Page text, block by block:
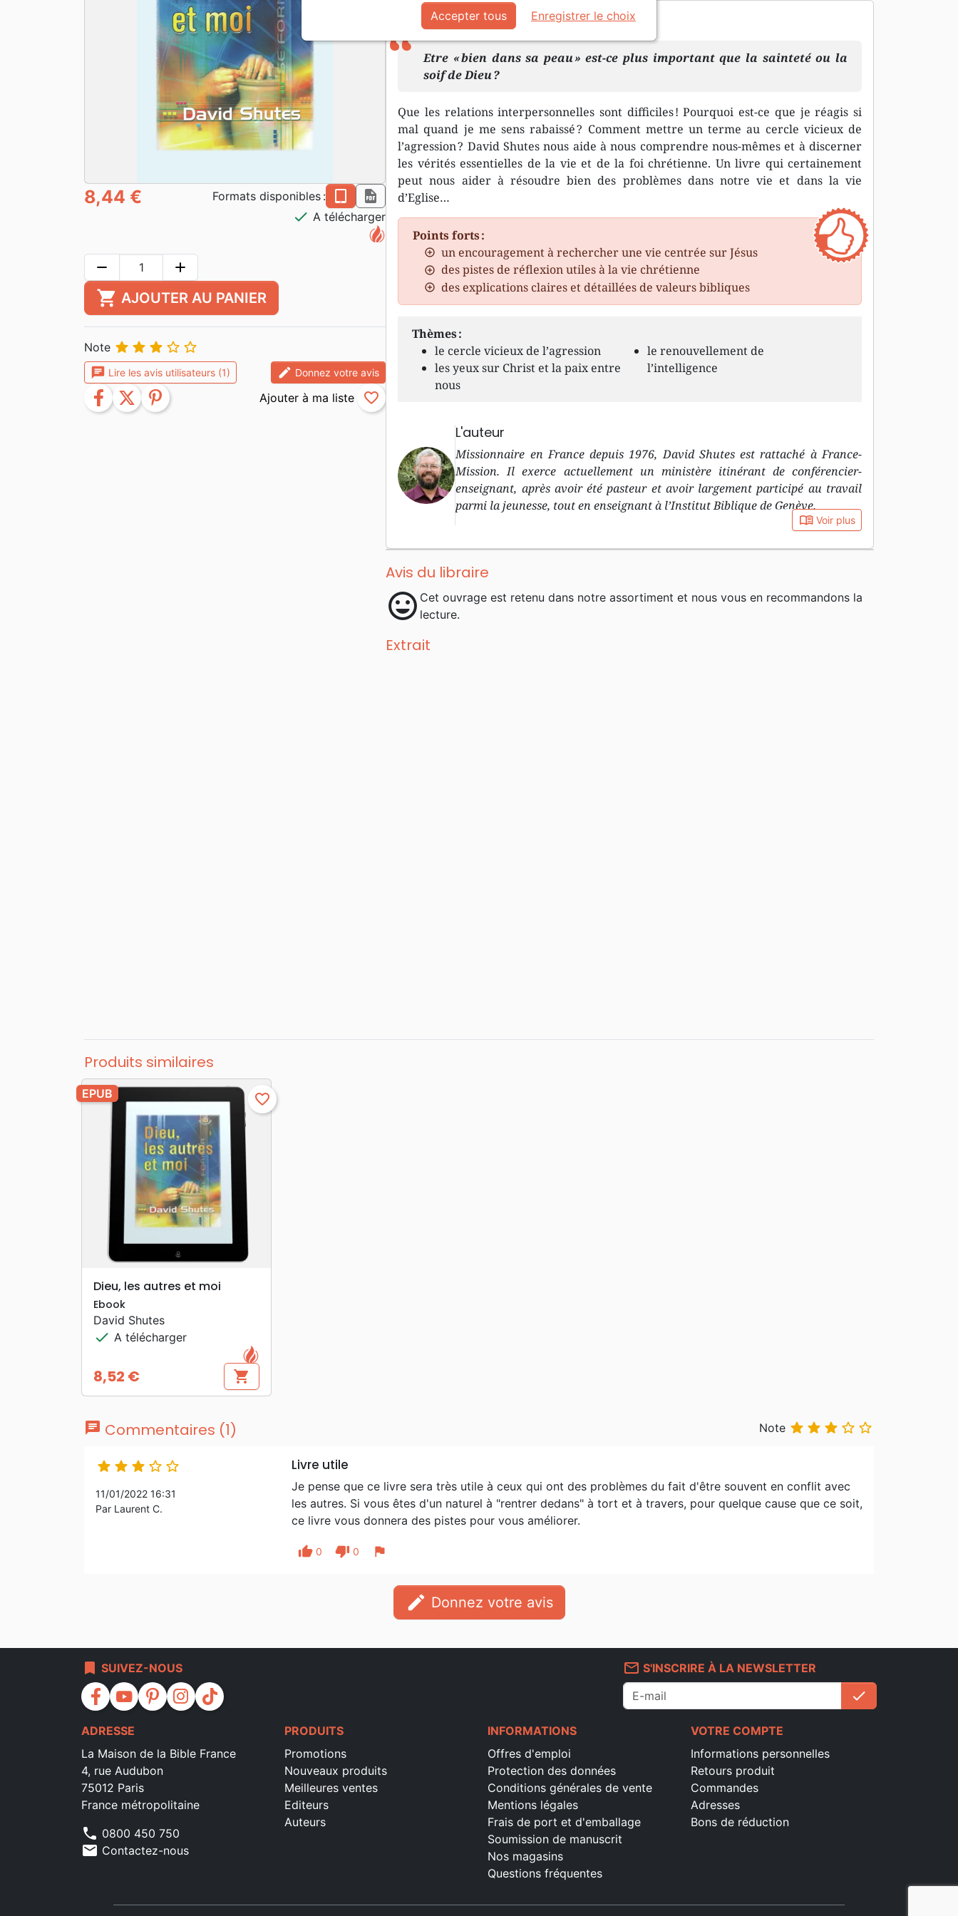
En format pdf.
Etre « bien dans sa peau » est-ce plus important que la sainteté ou la
soif de Dieu ?
Que les relations interpersonnelles sont difficiles ! Pourquoi est-ce que je réagis si
mal quand je me sens rabaissé ? Comment mettre un terme au cercle vicieux de
l’agression ? David Shutes nous aide à nous comprendre nous-mêmes et à discerner
les vérités essentielles de la vie et de la foi chrétienne. Un livre qui certainement
peut nous aider à résoudre bien des problèmes dans notre vie et dans la vie
d’Eglise…
Points forts :
un encouragement à rechercher une vie centrée sur Jésus
des pistes de réflexion utiles à la vie chrétienne
des explications claires et détaillées de valeurs bibliques
Thèmes :
le cercle vicieux de l’agression
les yeux sur Christ et la paix entre
nous
le renouvellement de
l’intelligence
L'auteur
Missionnaire en France depuis 1976, David Shutes est rattaché à France-
Mission. Il exerce actuellement un ministère itinérant de conférencier-
enseignant, après avoir été pasteur et avoir largement participé au travail
parmi la jeunesse, tout en enseignant à l’Institut Biblique de Genève.
book_open Voir plus
Avis du libraire
mood Cet ouvrage est retenu dans notre assortiment et nous vous en recommandons la
lecture.
Extrait
8,44 € Formats disponibles : epub
pdf
check A télécharger
remove add
shopping_cart AJOUTER AU PANIER
Note     
chat Lire les avis utilisateurs (1) edit Donnez votre avis
facebook twitter pinterest favorite_border
Produits similaires
search APERÇU RAPIDE
EPUB favorite_border
Dieu, les autres et moi
Ebook
David Shutes
check A télécharger
Prix
8,52 € shopping_cart
chat Commentaires (1) Note     
    
11/01/2022 16:31
Par Laurent C.
Livre utile
Je pense que ce livre sera très utile à ceux qui ont des problèmes du fait d'être souvent en conflit avec
les autres. Si vous êtes d'un naturel à "rentrer dedans" à tort et à travers, pour quelque cause que ce soit,
ce livre vous donnera des pistes pour vous améliorer.
thumb_up 0 thumb_down 0 flag
edit Donnez votre avis
bookmark SUIVEZ-NOUS
facebook youtube pinterest instagram tiktok
mail_outline S'INSCRIRE À LA NEWSLETTER
check
ADRESSE
La Maison de la Bible France
4, rue Audubon
75012 Paris
France métropolitaine
phone 0800 450 750
mail Contactez-nous
PRODUITS
Promotions
Nouveaux produits
Meilleures ventes
Editeurs
Auteurs
INFORMATIONS
Offres d'emploi
Protection des données
Conditions générales de vente
Mentions légales
Frais de port et d'emballage
Soumission de manuscrit
Nos magasins
Questions fréquentes
VOTRE COMPTE
Informations personnelles
Retours produit
Commandes
Adresses
Bons de réduction
Accepter tous Enregistrer le choix